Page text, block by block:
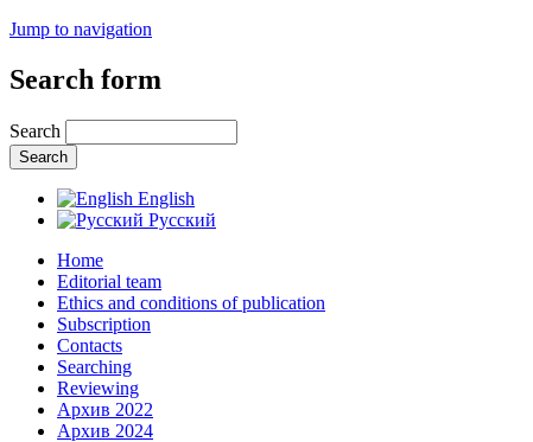
Jump to navigation
Search form
Search
English
Русский
Home
Editorial team
Ethics and conditions of publication
Subscription
Contacts
Searching
Reviewing
Архив 2022
Архив 2024